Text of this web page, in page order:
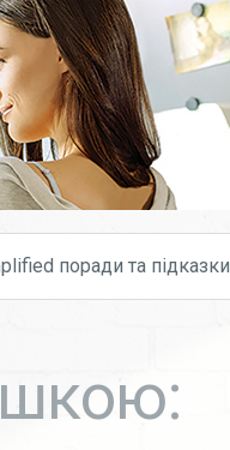
Skip to content
поради та підказки